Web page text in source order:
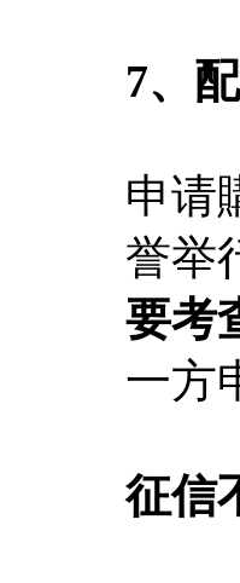
7、
申请
誉举
要考
一方
征信